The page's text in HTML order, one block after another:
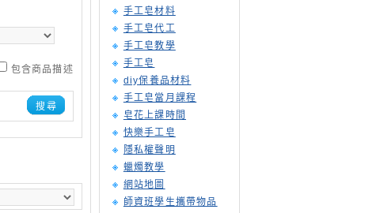
手工皂材料
手工皂代工
手工皂教學
手工皂
diy保養品材料
手工皂當月課程
皂花上課時間
快樂手工皂
隱私權聲明
蠟燭教學
網站地圖
師資班學生攜帶物品
包含商品描述
搜尋